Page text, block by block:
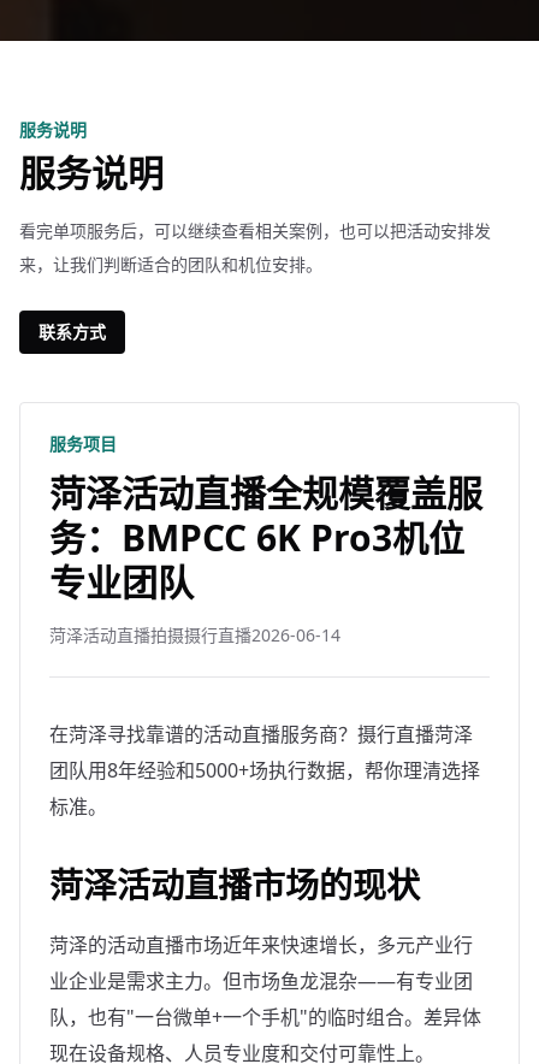
服务说明
服务说明
看完单项服务后，可以继续查看相关案例，也可以把活动安排发
来，让我们判断适合的团队和机位安排。
联系方式
服务项目
菏泽活动直播全规模覆盖服
务：BMPCC 6K Pro3机位
专业团队
菏泽活动直播拍摄摄行直播2026-06-14
在菏泽寻找靠谱的活动直播服务商？摄行直播菏泽
团队用8年经验和5000+场执行数据，帮你理清选择
标准。
菏泽活动直播市场的现状
菏泽的活动直播市场近年来快速增长，多元产业行
业企业是需求主力。但市场鱼龙混杂——有专业团
队，也有"一台微单+一个手机"的临时组合。差异体
现在设备规格、人员专业度和交付可靠性上。